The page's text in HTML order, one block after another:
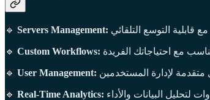
🔹 Servers Management:
🔹 Custom Workflows:
🔹 User Management:
🔹 Real-Time Analytics: